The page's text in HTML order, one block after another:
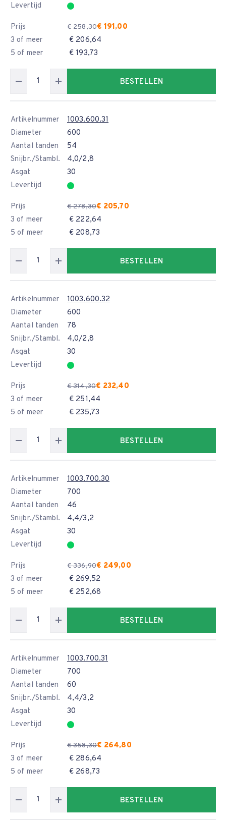
Levertijd
Prijs € 258,30€ 191,00
3 of meer
€ 206,64
5 of meer
€ 193,73
BESTELLEN
Artikelnummer
1003.600.31
Diameter
600
Aantal tanden
54
Snijbr./Stambl.
4,0/2,8
Asgat
30
Levertijd
Prijs € 278,30€ 205,70
3 of meer
€ 222,64
5 of meer
€ 208,73
BESTELLEN
Artikelnummer
1003.600.32
Diameter
600
Aantal tanden
78
Snijbr./Stambl.
4,0/2,8
Asgat
30
Levertijd
Prijs € 314,30€ 232,40
3 of meer
€ 251,44
5 of meer
€ 235,73
BESTELLEN
Artikelnummer
1003.700.30
Diameter
700
Aantal tanden
46
Snijbr./Stambl.
4,4/3,2
Asgat
30
Levertijd
Prijs € 336,90€ 249,00
3 of meer
€ 269,52
5 of meer
€ 252,68
BESTELLEN
Artikelnummer
1003.700.31
Diameter
700
Aantal tanden
60
Snijbr./Stambl.
4,4/3,2
Asgat
30
Levertijd
Prijs € 358,30€ 264,80
3 of meer
€ 286,64
5 of meer
€ 268,73
BESTELLEN